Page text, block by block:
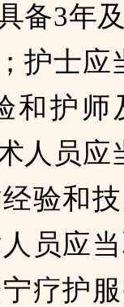
备3年
护士应
和护师
人员应
验和
员应
疗护